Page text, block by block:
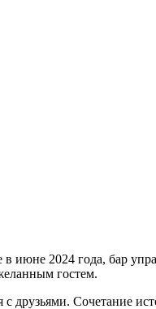
2024 года, бар
гостем.
друзьями. Сочетание